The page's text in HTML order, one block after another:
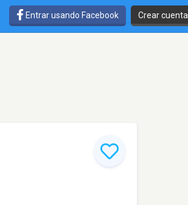
Entrar usando Facebook Crear cuenta